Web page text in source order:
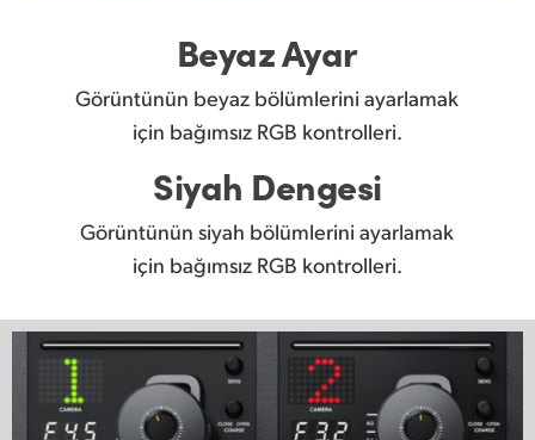
Beyaz Ayar
Görüntünün beyaz bölümlerini ayarlamak
için bağımsız RGB kontrolleri.
Siyah Dengesi
Görüntünün siyah bölümlerini ayarlamak
için bağımsız RGB kontrolleri.